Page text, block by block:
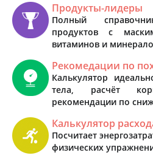
Продукты-лидеры
Полный
продуктов с
витаминов и
Рекомедации по
Калькулятор
тела, расчёт
рекомендации по
Калькулятор
Посчитает
физических